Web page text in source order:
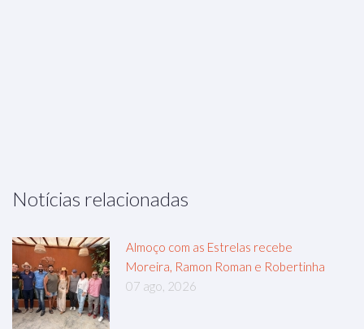
Notícias relacionadas
Almoço com as Estrelas recebe
Moreira, Ramon Roman e Robertinha
07 ago, 2026